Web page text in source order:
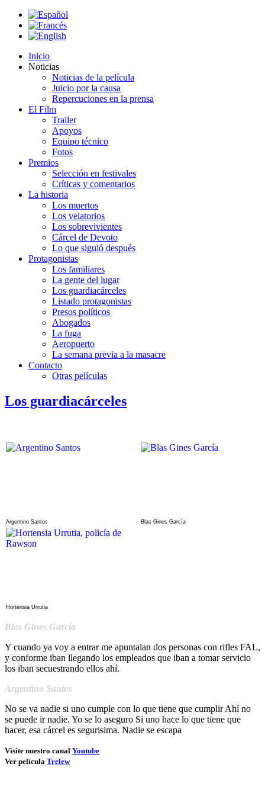
Inicio
Noticias
Noticias de la película
Juicio por la causa
Repercuciones en la prensa
El Film
Trailer
Apoyos
Equipo técnico
Fotos
Premios
Selección en festivales
Críticas y comentarios
La historia
Los muertos
Los velatorios
Los sobrevivientes
Cárcel de Devoto
Lo que siguió después
Protagonistas
Los familiares
La gente del lugar
Los guardiacárceles
Listado protagonistas
Presos políticos
Abogados
La fuga
Aeropuerto
La semana previa a la masacre
Contacto
Otras películas
Los guardiacárceles
Argentino Santos Blas Gines García
Hortensia Urrutia
Blas Gines García
Y cuando ya voy a entrar me apuntalan dos personas con rifles FAL,
y conforme iban llegando los empleados que iban a tomar servicio
los iban secuestrando ellos ahí.
Argentino Santos
No se va nadie si uno cumple con lo que tiene que cumplir Ahí no
se puede ir nadie. Yo se lo aseguro Si uno hace lo que tiene que
hacer, esa cárcel es segurisima. Nadie se escapa
Visite nuestro canal Youtube
Ver película Trelew